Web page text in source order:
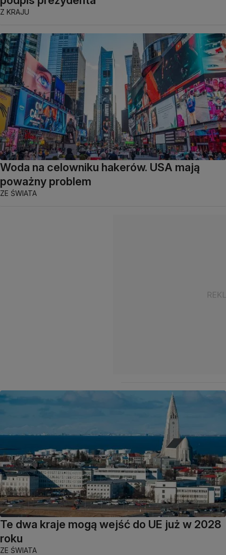
Z KRAJU
Woda na celowniku hakerów. USA mają
poważny problem
ZE ŚWIATA
Te dwa kraje mogą wejść do UE już w 2028
roku
ZE ŚWIATA